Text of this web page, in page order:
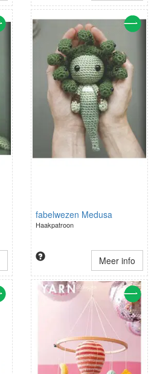
fabelwezen Medusa
Haakpatroon
Meer info